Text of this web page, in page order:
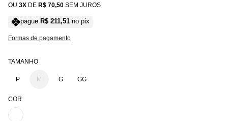
OU 3 DE R$ 70,50 SEM JUROS
pague R$ 211,51 no pix
Formas de pagamento
TAMANHO
P M G GG
COR